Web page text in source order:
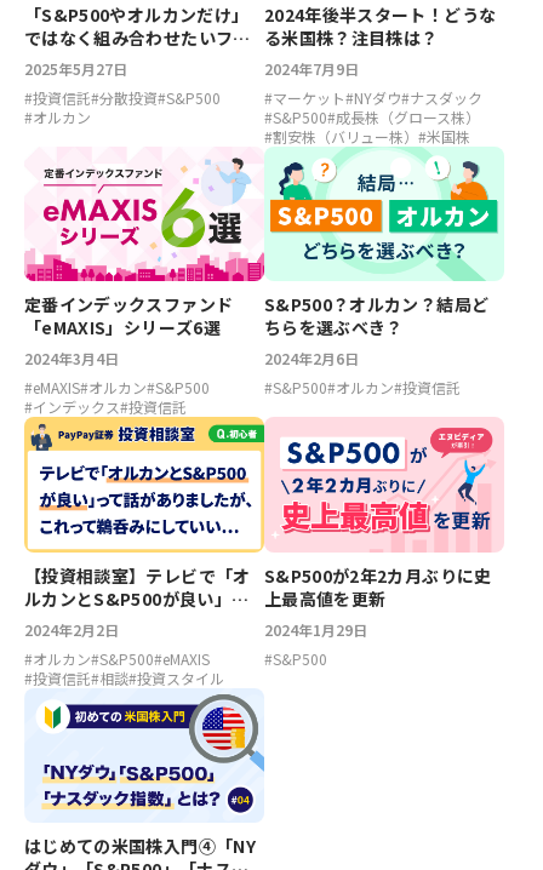
「S&P500やオルカンだけ」
ではなく組み合わせたいファ
ンド6選
2025年5月27日
#投資信託#分散投資#S&P500
#オルカン
2024年後半スタート！どうな
る米国株？注目株は？
2024年7月9日
#マーケット#NYダウ#ナスダック
#S&P500#成長株（グロース株）
#割安株（バリュー株） #米国株
定番インデックスファンド
「eMAXIS」シリーズ6選
2024年3月4日
#eMAXIS#オルカン#S&P500
#インデックス#投資信託
S&P500？オルカン？結局ど
ちらを選ぶべき？
2024年2月6日
#S&P500#オルカン#投資信託
【投資相談室】テレビで「オ
ルカンとS&P500が良い」っ
て話がありましたが、これっ
て鵜呑みにしていいんです
か？
2024年2月2日
#オルカン#S&P500#eMAXIS
#投資信託#相談#投資スタイル
S&P500が2年2カ月ぶりに史
上最高値を更新
2024年1月29日
#S&P500
はじめての米国株入門④「NY